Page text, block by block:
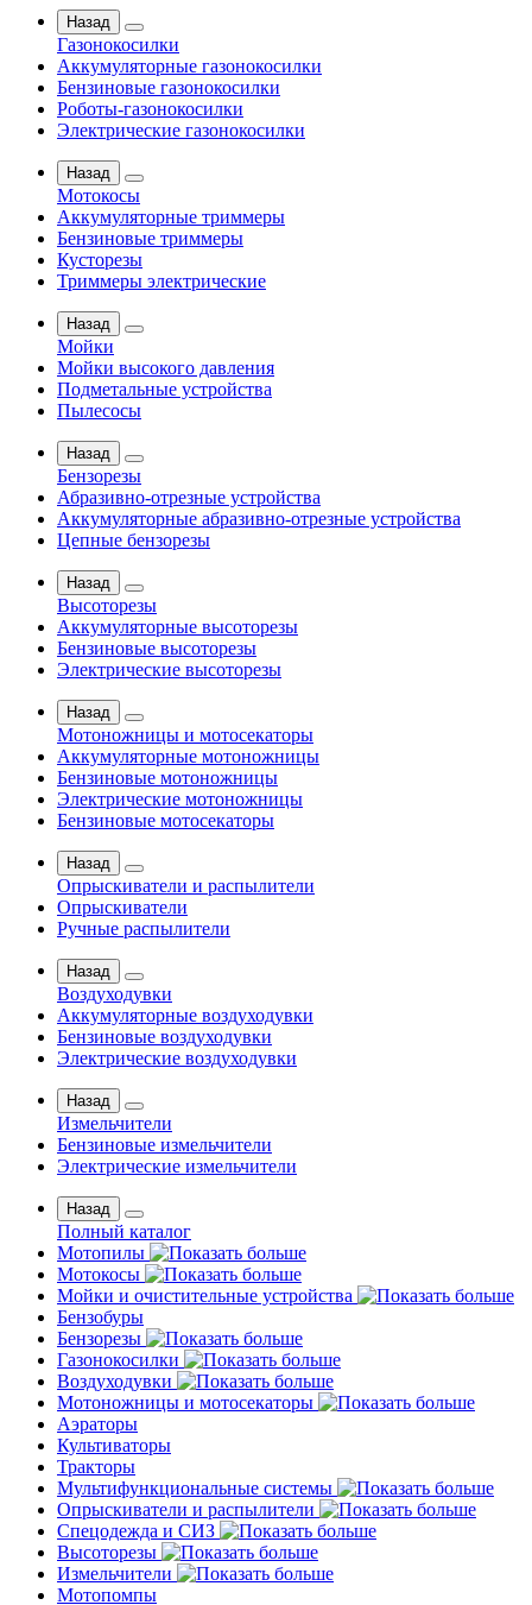
Назад
Газонокосилки
Аккумуляторные газонокосилки
Бензиновые газонокосилки
Роботы-газонокосилки
Электрические газонокосилки
Назад
Мотокосы
Аккумуляторные триммеры
Бензиновые триммеры
Кусторезы
Триммеры электрические
Назад
Мойки
Мойки высокого давления
Подметальные устройства
Пылесосы
Назад
Бензорезы
Абразивно-отрезные устройства
Аккумуляторные абразивно-отрезные устройства
Цепные бензорезы
Назад
Высоторезы
Аккумуляторные высоторезы
Бензиновые высоторезы
Электрические высоторезы
Назад
Мотоножницы и мотосекаторы
Аккумуляторные мотоножницы
Бензиновые мотоножницы
Электрические мотоножницы
Бензиновые мотосекаторы
Назад
Опрыскиватели и распылители
Опрыскиватели
Ручные распылители
Назад
Воздуходувки
Аккумуляторные воздуходувки
Бензиновые воздуходувки
Электрические воздуходувки
Назад
Измельчители
Бензиновые измельчители
Электрические измельчители
Назад
Полный каталог
Мотопилы
Мотокосы
Мойки и очистительные устройства
Бензобуры
Бензорезы
Газонокосилки
Воздуходувки
Мотоножницы и мотосекаторы
Аэраторы
Культиваторы
Тракторы
Мультифункциональные системы
Опрыскиватели и распылители
Спецодежда и СИЗ
Высоторезы
Измельчители
Мотопомпы